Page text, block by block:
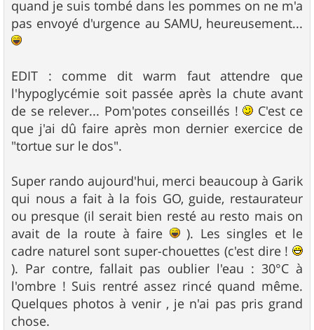
quand je suis tombé dans les pommes on ne m'a
pas envoyé d'urgence au SAMU, heureusement...
EDIT : comme dit warm faut attendre que
l'hypoglycémie soit passée après la chute avant
de se relever... Pom'potes conseillés !
C'est ce
que j'ai dû faire après mon dernier exercice de
"tortue sur le dos".
Super rando aujourd'hui, merci beaucoup à Garik
qui nous a fait à la fois GO, guide, restaurateur
ou presque (il serait bien resté au resto mais on
avait de la route à faire
). Les singles et le
cadre naturel sont super-chouettes (c'est dire !
). Par contre, fallait pas oublier l'eau : 30°C à
l'ombre ! Suis rentré assez rincé quand même.
Quelques photos à venir , je n'ai pas pris grand
chose.